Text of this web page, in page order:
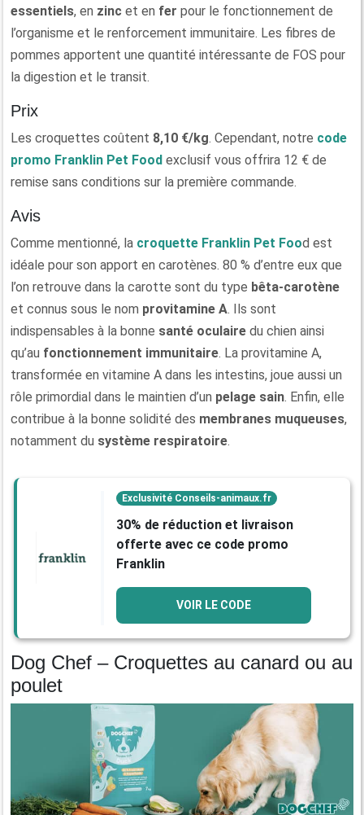
essentiels, en zinc et en fer pour le fonctionnement de
l’organisme et le renforcement immunitaire. Les fibres de
pommes apportent une quantité intéressante de FOS pour
la digestion et le transit.
Prix
Les croquettes coûtent 8,10 €/kg. Cependant, notre code
promo Franklin Pet Food exclusif vous offrira 12 € de
remise sans conditions sur la première commande.
Avis
Comme mentionné, la croquette Franklin Pet Food est
idéale pour son apport en carotènes. 80 % d’entre eux que
l’on retrouve dans la carotte sont du type bêta-carotène
et connus sous le nom provitamine A. Ils sont
indispensables à la bonne santé oculaire du chien ainsi
qu’au fonctionnement immunitaire. La provitamine A,
transformée en vitamine A dans les intestins, joue aussi un
rôle primordial dans le maintien d’un pelage sain. Enfin, elle
contribue à la bonne solidité des membranes muqueuses,
notamment du système respiratoire.
Exclusivité Conseils-animaux.fr
30% de réduction et livraison
offerte avec ce code promo
Franklin
VOIR LE CODE
Dog Chef – Croquettes au canard ou au
poulet